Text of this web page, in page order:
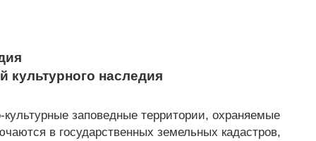
культурного наследия
заповедные территории, охраняемые
в государственных земельных кадастров,